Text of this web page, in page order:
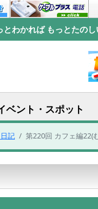
わかれば もっとたの
ベント・スポット
記 第220回 カフェ編22(